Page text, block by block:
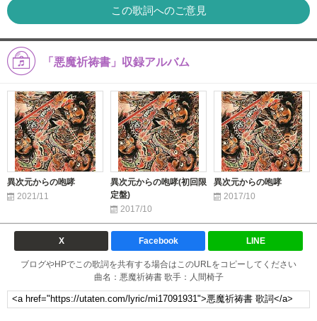
この歌詞へのご意見
「悪魔祈祷書」収録アルバム
異次元からの咆哮
2021/11
異次元からの咆哮(初回限
定盤)
2017/10
異次元からの咆哮
2017/10
X Facebook LINE
ブログやHPでこの歌詞を共有する場合はこのURLをコピーしてください
曲名：悪魔祈祷書 歌手：人間椅子